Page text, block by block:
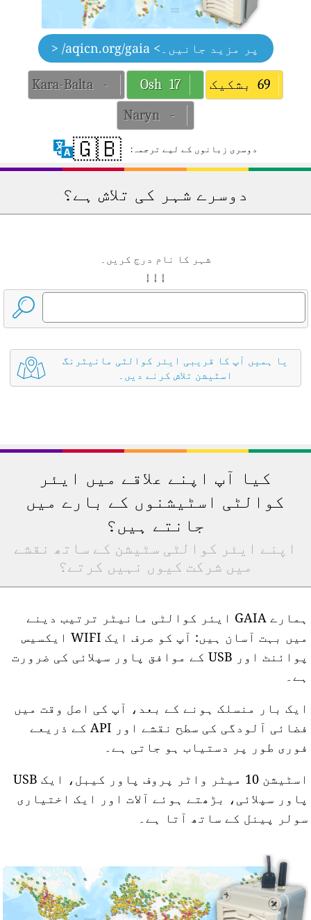
پر مزید جانیں۔> aqicn.org/gaia/ <
69 بشکیک 17
-
-
دوسری زبانوں کے لیے ترجمہ: 🇬🇧
دوسرے شہر کی تلاش ہے؟
شہر کا نام درج کریں۔
↓ ↓ ↓
یا ہمیں آپ کا قریبی ایئر کوالٹی مانیٹرنگ
اسٹیشن تلاش کرنے دیں۔
کیا آپ اپنے علاقے میں ایئر
کوالٹی اسٹیشنوں کے بارے میں
جانتے ہیں؟
اپنے ایئر کوالٹی سٹیشن کے ساتھ نقشے
میں شرکت کیوں نہیں کرتے؟
ہمارے GAIA ایئر کوالٹی مانیٹر ترتیب دینے
میں بہت آسان ہیں: آپ کو صرف ایک WIFI ایکسیس
پوائنٹ اور USB کے موافق پاور سپلائی کی ضرورت
ہے۔
ایک بار منسلک ہونے کے بعد، آپ کی اصل وقت میں
فضائی آلودگی کی سطح نقشے اور API کے ذریعے
فوری طور پر دستیاب ہو جاتی ہے۔
اسٹیشن 10 میٹر واٹر پروف پاور کیبل، ایک USB
پاور سپلائی، بڑھتے ہوئے آلات اور ایک اختیاری
سولر پینل کے ساتھ آتا ہے۔